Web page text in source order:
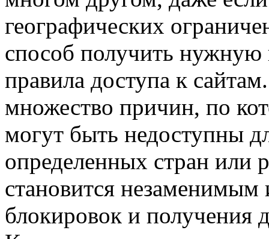
географических
способ получить
правила доступа к
множество причин, по
могут быть недоступны
определенных стран или
становится незаменимым
блокировок и